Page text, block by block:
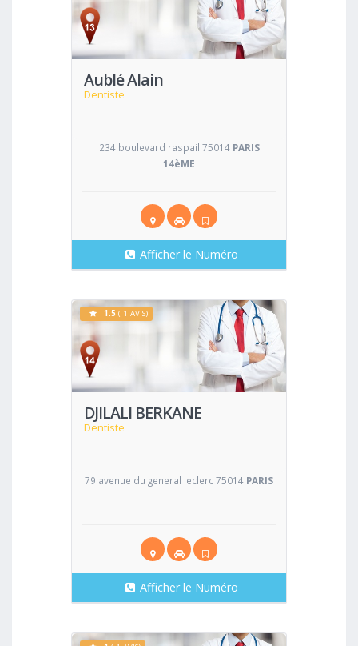
Aublé Alain
Dentiste
Voir
234 boulevard raspail 75014 PARIS
14èME
Afficher le Numéro
DJILALI BERKANE
Dentiste
Voir
1.5 ( 1 AVIS)
79 avenue du general leclerc 75014 PARIS
Afficher le Numéro